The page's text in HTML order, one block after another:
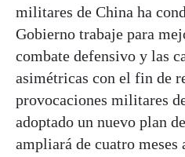
militares de China ha
Gobierno trabaje para
combate defensivo y las
asimétricas con el fin de
provocaciones militares
adoptado un nuevo plan
ampliará de cuatro meses